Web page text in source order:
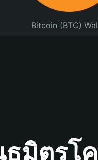
Bitcoin (BTC)
มิตรโ